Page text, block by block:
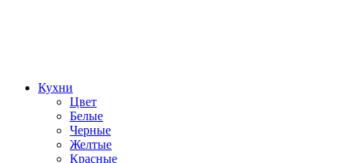
Кухни
Цвет
Белые
Черные
Желтые
Красные